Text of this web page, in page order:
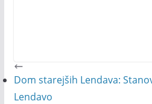
Dom starejših Lendava:
Lendavo